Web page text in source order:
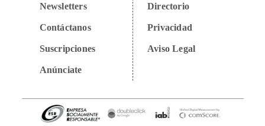
Newsletters
Contáctanos
Suscripciones
Anúnciate
Directorio
Privacidad
Aviso Legal